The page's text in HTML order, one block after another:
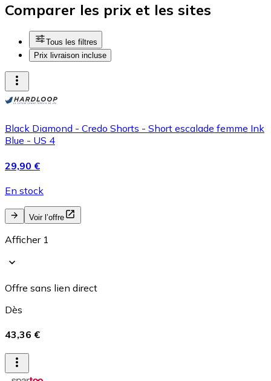
Comparer les prix et les sites
Tous les filtres
Prix livraison incluse
Black Diamond - Credo Shorts - Short escalade femme Ink
Blue - US 4
29,90 €
En stock
Voir l’offre
Afficher 1
Offre sans lien direct
Dès
43,36 €